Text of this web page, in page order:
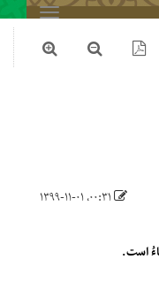
Toggle
navigation
است.